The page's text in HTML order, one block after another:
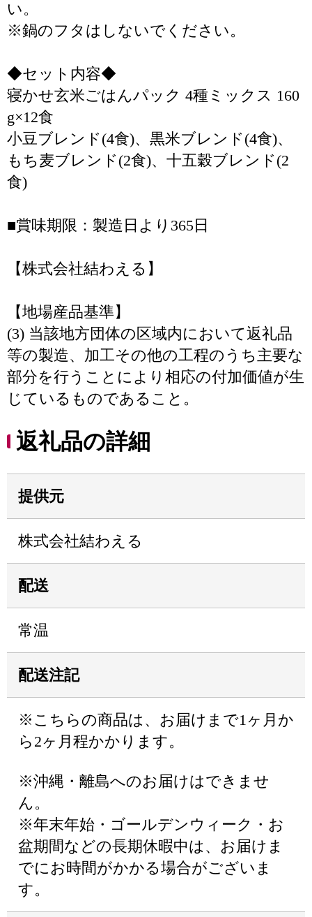
い。
※鍋のフタはしないでください。
◆セット内容◆
寝かせ玄米ごはんパック 4種ミックス 160
g×12食
小豆ブレンド(4食)、黒米ブレンド(4食)、
もち麦ブレンド(2食)、十五穀ブレンド(2
食)
■賞味期限：製造日より365日
【株式会社結わえる】
【地場産品基準】
(3) 当該地方団体の区域内において返礼品
等の製造、加工その他の工程のうち主要な
部分を行うことにより相応の付加価値が生
じているものであること。
返礼品の詳細
提供元
株式会社結わえる
配送
常温
配送注記
※こちらの商品は、お届けまで1ヶ月か
ら2ヶ月程かかります。
※沖縄・離島へのお届けはできませ
ん。
※年末年始・ゴールデンウィーク・お
盆期間などの長期休暇中は、お届けま
でにお時間がかかる場合がございま
す。